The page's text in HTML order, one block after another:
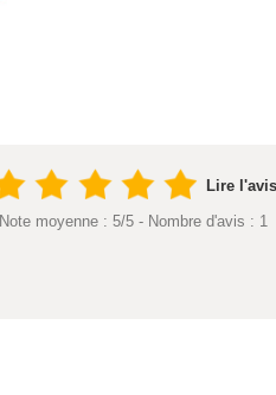
Lire l'avis
Note moyenne : 5/5- Nombre d'avis : 1